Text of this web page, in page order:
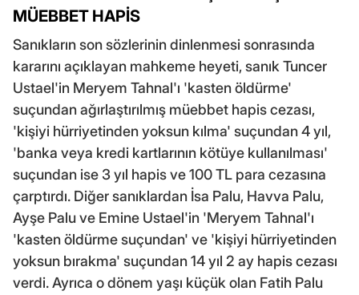
MÜEBBET HAPİS
Sanıkların son sözlerinin dinlenmesi sonrasında
kararını açıklayan mahkeme heyeti, sanık Tuncer
Ustael'in Meryem Tahnal'ı 'kasten öldürme'
suçundan ağırlaştırılmış müebbet hapis cezası,
'kişiyi hürriyetinden yoksun kılma' suçundan 4 yıl,
'banka veya kredi kartlarının kötüye kullanılması'
suçundan ise 3 yıl hapis ve 100 TL para cezasına
çarptırdı. Diğer sanıklardan İsa Palu, Havva Palu,
Ayşe Palu ve Emine Ustael'in 'Meryem Tahnal'ı
'kasten öldürme suçundan' ve 'kişiyi hürriyetinden
yoksun bırakma' suçundan 14 yıl 2 ay hapis cezası
verdi. Ayrıca o dönem yaşı küçük olan Fatih Palu